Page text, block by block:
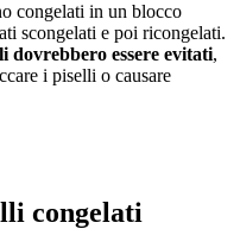
congelati in un blocco
scongelati e poi ricongelati.
dovrebbero essere evitati,
i piselli o causare
congelati